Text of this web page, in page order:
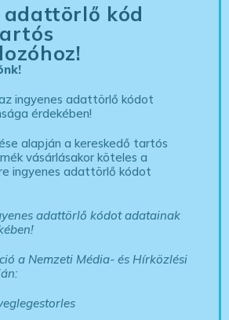
adattörlő kód
ingyenes adattörlő kódot
érdekében!
alapján a kereskedő tartós
vásárlásakor köteles a
ingyenes adattörlő kódot
adattörlő kódot adatainak
a Nemzeti Média- és Hírközlési